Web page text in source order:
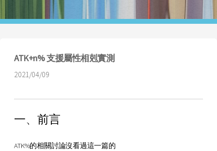
ATK+n% 支援屬性相剋實測
2021/04/09
一、 前言
ATK%的相關討論沒看過這一篇的